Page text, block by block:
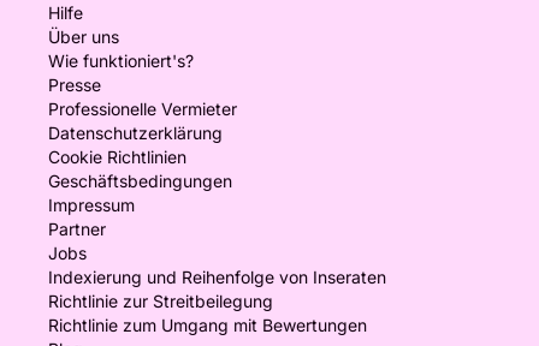
Hilfe
Über uns
Wie funktioniert's?
Presse
Professionelle Vermieter
Datenschutzerklärung
Cookie Richtlinien
Geschäftsbedingungen
Impressum
Partner
Jobs
Indexierung und Reihenfolge von Inseraten
Richtlinie zur Streitbeilegung
Richtlinie zum Umgang mit Bewertungen